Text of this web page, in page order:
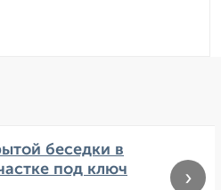
беседки в
под ключ
›